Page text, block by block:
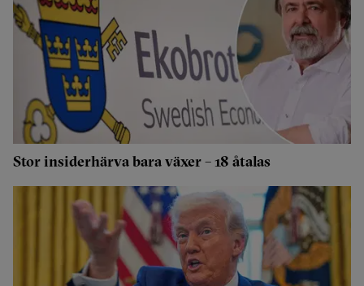
Stor insiderhärva bara växer – 18 åtalas